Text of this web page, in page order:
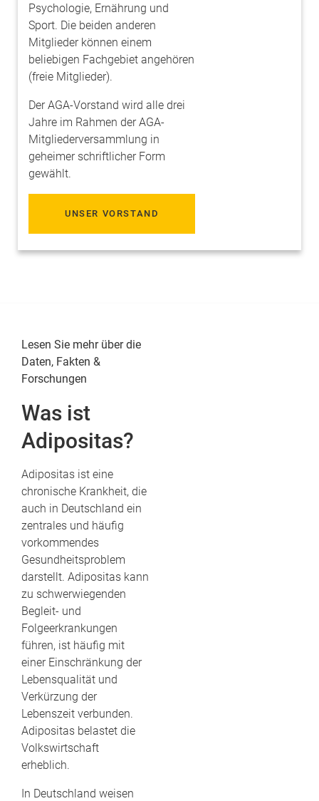
Psychologie, Ernährung und
Sport. Die beiden anderen
Mitglieder können einem
beliebigen Fachgebiet angehören
(freie Mitglieder).
Der AGA-Vorstand wird alle drei
Jahre im Rahmen der AGA-
Mitgliederversammlung in
geheimer schriftlicher Form
gewählt.
UNSER VORSTAND
Lesen Sie mehr über die
Daten, Fakten &
Forschungen
Was ist
Adipositas?
Adipositas ist eine
chronische Krankheit, die
auch in Deutschland ein
zentrales und häufig
vorkommendes
Gesundheitsproblem
darstellt. Adipositas kann
zu schwerwiegenden
Begleit- und
Folgeerkrankungen
führen, ist häufig mit
einer Einschränkung der
Lebensqualität und
Verkürzung der
Lebenszeit verbunden.
Adipositas belastet die
Volkswirtschaft
erheblich.
In Deutschland weisen